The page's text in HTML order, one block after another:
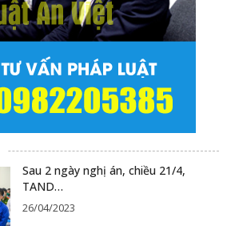
Sau 2 ngày nghị án, chiều 21/4,
TAND…
26/04/2023